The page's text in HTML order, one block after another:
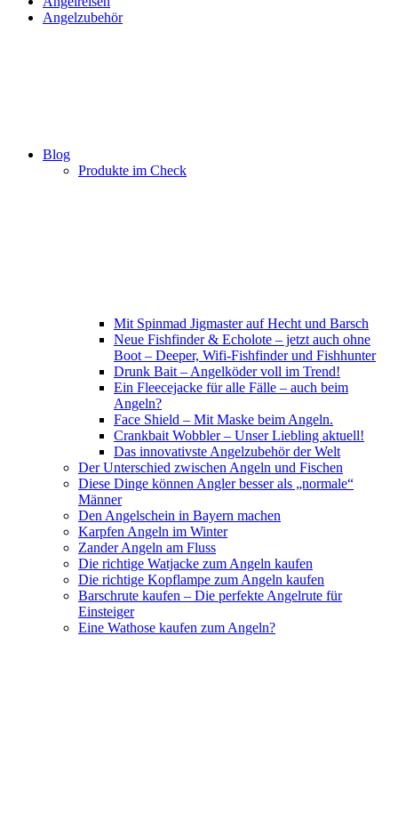
Angelzubehör
Blog
Produkte im Check
Mit Spinmad Jigmaster auf Hecht und Barsch
Neue Fishfinder & Echolote – jetzt auch ohne
Boot – Deeper, Wifi-Fishfinder und Fishhunter
Drunk Bait – Angelköder voll im Trend!
Ein Fleecejacke für alle Fälle – auch beim
Angeln?
Face Shield – Mit Maske beim Angeln.
Crankbait Wobbler – Unser Liebling aktuell!
Das innovativste Angelzubehör der Welt
Der Unterschied zwischen Angeln und Fischen
Diese Dinge können Angler besser als „normale“
Männer
Den Angelschein in Bayern machen
Karpfen Angeln im Winter
Zander Angeln am Fluss
Die richtige Watjacke zum Angeln kaufen
Die richtige Kopflampe zum Angeln kaufen
Barschrute kaufen – Die perfekte Angelrute für
Einsteiger
Eine Wathose kaufen zum Angeln?